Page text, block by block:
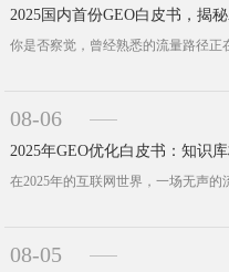
08-06
08-05